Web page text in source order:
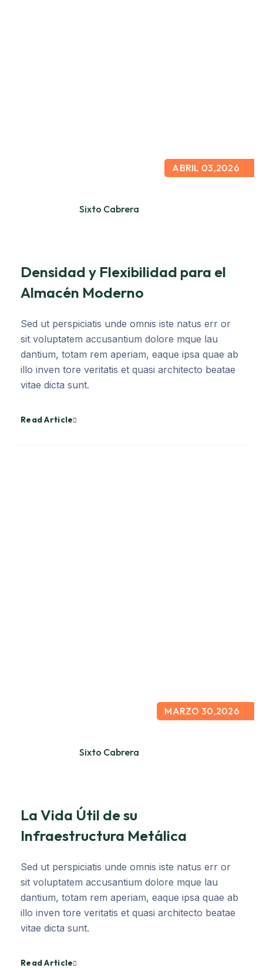
Sixto Cabrera
ABRIL 03,2026
Densidad y Flexibilidad para el
Almacén Moderno
Sed ut perspiciatis unde omnis iste natus err or
sit voluptatem accusantium dolore mque lau
dantium, totam rem aperiam, eaque ipsa quae ab
illo inven tore veritatis et quasi architecto beatae
vitae dicta sunt.
Read Article
Sixto Cabrera
MARZO 30,2026
La Vida Útil de su
Infraestructura Metálica
Sed ut perspiciatis unde omnis iste natus err or
sit voluptatem accusantium dolore mque lau
dantium, totam rem aperiam, eaque ipsa quae ab
illo inven tore veritatis et quasi architecto beatae
vitae dicta sunt.
Read Article